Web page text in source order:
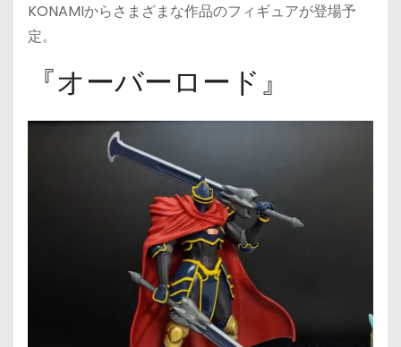
KONAMIからさまざまな作品のフィギュアが登場予
定。
『オーバーロード』